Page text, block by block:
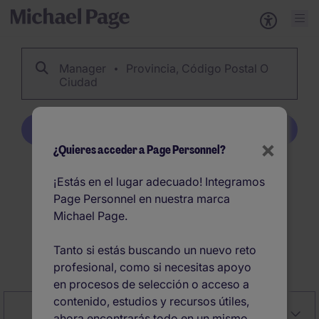
Manager
Provincia, Código Postal O
Ciudad
1029 Manager ofertas
de empleo en España
Crear alerta
Relevancia
CloseFilter
×
¿Quieres acceder a Page Personnel?
¡Estás en el lugar adecuado! Integramos
Page Personnel en nuestra marca
Michael Page.
Tanto si estás buscando un nuevo reto
profesional, como si necesitas apoyo
en procesos de selección o acceso a
contenido, estudios y recursos útiles,